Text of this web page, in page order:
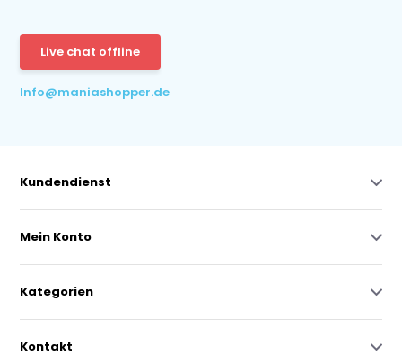
Live chat offline
Info@maniashopper.de
Kundendienst
Mein Konto
Kategorien
Kontakt